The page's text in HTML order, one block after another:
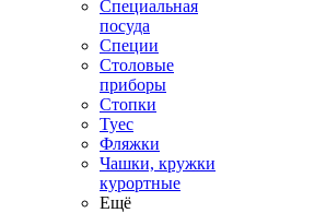
Специальная
посуда
Специи
Столовые
приборы
Стопки
Туес
Фляжки
Чашки, кружки
курортные
Ещё